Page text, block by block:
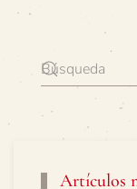
Artículos